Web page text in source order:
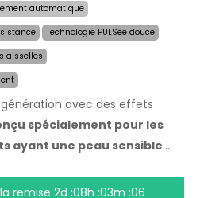
automatique
Technologie PULSée douce
aisselles
avec des effets
spécialement pour les
ayant une peau sensible.
et révolutionnaire, il
rapidement et pendant très
remise 2d :08h :03m :06